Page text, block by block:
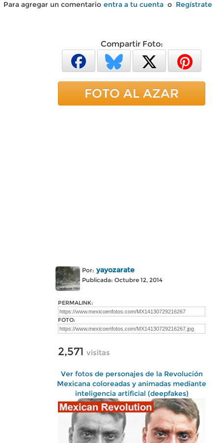
Para agregar un comentario entra a tu cuenta o Regístrate
Compartir Foto:
FOTO AL AZAR
Por: yayozarate
Publicada: Octubre 12, 2014
PERMALINK:
FOTO:
2,571 visitas
Ver fotos de personajes de la Revolución
Mexicana coloreadas y animadas mediante
inteligencia artificial (deepfakes)